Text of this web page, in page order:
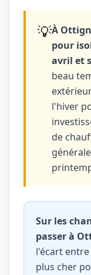
💡À
pour
avril et
beau
l'hiver
de
Sur les
passer à
l'écart
plus cher